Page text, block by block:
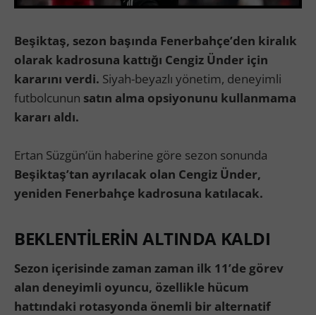
Beşiktaş, sezon başında Fenerbahçe’den kiralık
olarak kadrosuna kattığı Cengiz Ünder için
kararını verdi. Siyah-beyazlı yönetim, deneyimli
futbolcunun satın alma opsiyonunu kullanmama
kararı aldı.
Ertan Süzgün’ün haberine göre sezon sonunda
Beşiktaş’tan ayrılacak olan Cengiz Ünder,
yeniden Fenerbahçe kadrosuna katılacak.
BEKLENTİLERİN ALTINDA KALDI
Sezon içerisinde zaman zaman ilk 11’de görev
alan deneyimli oyuncu, özellikle hücum
hattındaki rotasyonda önemli bir alternatif